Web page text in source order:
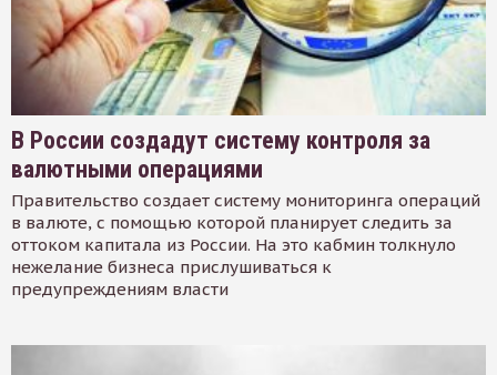
В России создадут систему контроля за
валютными операциями
Правительство создает систему мониторинга операций
в валюте, с помощью которой планирует следить за
оттоком капитала из России. На это кабмин толкнуло
нежелание бизнеса прислушиваться к
предупреждениям власти